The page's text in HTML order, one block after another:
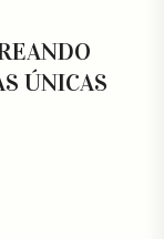
ÚNICAS